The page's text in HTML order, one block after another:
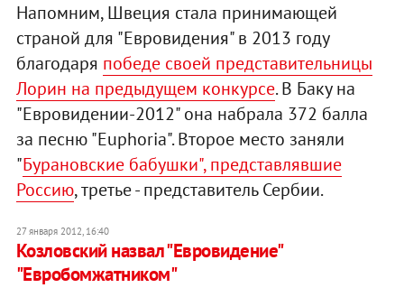
Напомним, Швеция стала принимающей
страной для "Евровидения" в 2013 году
благодаря победе своей представительницы
Лорин на предыдущем конкурсе. В Баку на
"Евровидении-2012" она набрала 372 балла
за песню "Euphoria". Второе место заняли
"Бурановские бабушки", представлявшие
Россию, третье - представитель Сербии.
27 января 2012, 16:40
Козловский назвал "Евровидение"
"Евробомжатником"